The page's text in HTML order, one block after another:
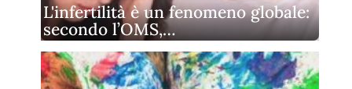
L'infertilità è un fenomeno globale:
secondo l’OMS,…